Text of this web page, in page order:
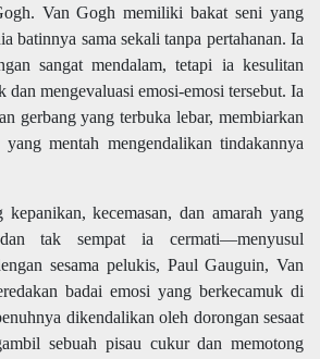
Van Gogh memiliki bakat seni yang
batinnya sama sekali tanpa pertahanan. Ia
sangat mendalam, tetapi ia kesulitan
dan mengevaluasi emosi-emosi tersebut. Ia
gerbang yang terbuka lebar, membiarkan
yang mentah mengendalikan tindakannya
kecemasan, dan amarah yang
tak sempat ia cermati—menyusul
sesama pelukis, Paul Gauguin, Van
badai emosi yang berkecamuk di
dikendalikan oleh dorongan sesaat
sebuah pisau cukur dan memotong